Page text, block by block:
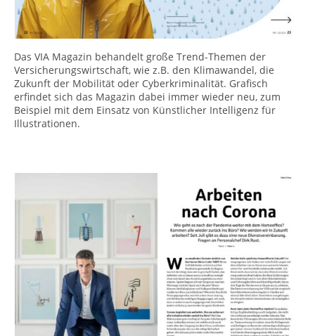
Das VIA Magazin behandelt große Trend-Themen der
Versicherungswirtschaft, wie z.B. den Klimawandel, die
Zukunft der Mobilität oder Cyberkriminalität. Grafisch
erfindet sich das Magazin dabei immer wieder neu, zum
Beispiel mit dem Einsatz von Künstlicher Intelligenz für
Illustrationen.